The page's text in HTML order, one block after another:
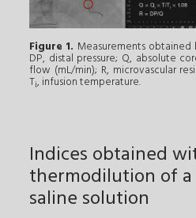
Figure 1. Measurements
DP, distal pressure; Q, absolute
flow (mL/min); R, micro­vascular
Ti, infusion temperature.
Indices obtained
thermodilution of
saline solution